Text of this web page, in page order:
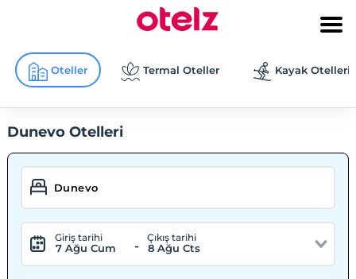
Oteller Termal Oteller Kayak Otelleri
Dunevo Otelleri
Giriş tarihi
7 Ağu Cum -
Çıkış tarihi
8 Ağu Cts